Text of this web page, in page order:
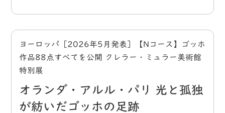
ヨーロッパ［2026年5月発表］【Nコース】ゴッホ
作品88点すべてを公開 クレラー・ミュラー美術館
特別展
オランダ・アルル・パリ 光と孤独
が紡いだゴッホの足跡